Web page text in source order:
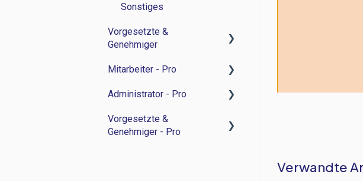
Verwandte
Sonstiges
Vorgesetzte &
Genehmiger
Zeitwirtschaft
Personalverwaltung
Bewerbermanagament
Mitarbeiter - Pro
Feedback-Sessions -
Ziele -
Administrator - Pro
Feedback-Session -
Personalentwicklung
Vorgesetzte &
Genehmiger - Pro